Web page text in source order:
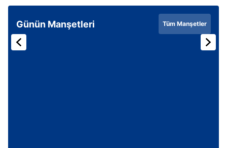
Günün Manşetleri Tüm Manşetler